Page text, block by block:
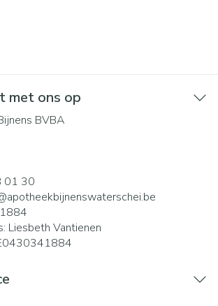
met ons op
BVBA
01 30
apotheekbijnenswaterschei.be
Liesbeth Vantienen